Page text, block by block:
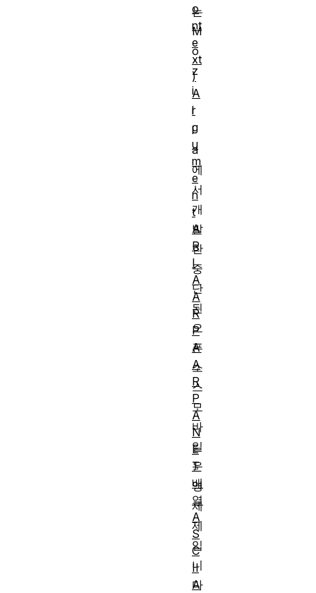
는
M
o
z
i
l
l
a
에
서
개
발
한
중
단
된
오
픈
소
스
모
바
일
운
영
체
제
입
니
다
o
nt
e
xt
)
A
r
g
u
m
e
n
t
A
R
I
A
A
R
P
A
A
R
P
A
N
E
T
배
열
A
S
C
II
A